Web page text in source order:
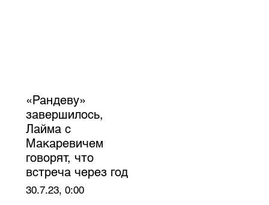
«Рандеву»
завершилось,
Лайма с
Макаревичем
говорят, что
встреча через год
30.7.23, 0:00